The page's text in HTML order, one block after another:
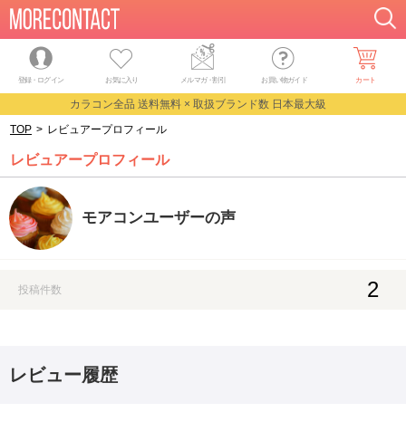
登録・ログイン お気に入り メルマガ・割引 お買い物ガイド カート
カラコン全品 送料無料 × 取扱ブランド数 日本最大級
TOP > レビュアープロフィール
レビュアープロフィール
モアコンユーザーの声
投稿件数 2
レビュー履歴